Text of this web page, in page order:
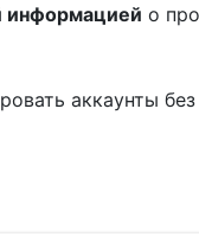
информацией о
аккаунты